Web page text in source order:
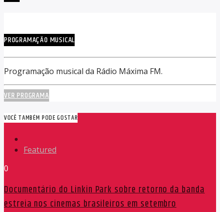
PROGRAMAÇÃO MUSICAL
Programação musical da Rádio Máxima FM.
VER PROGRAMA
VOCÊ TAMBÉM PODE GOSTAR
Featured
0
Documentário do Linkin Park sobre retorno da banda
estreia nos cinemas brasileiros em setembro